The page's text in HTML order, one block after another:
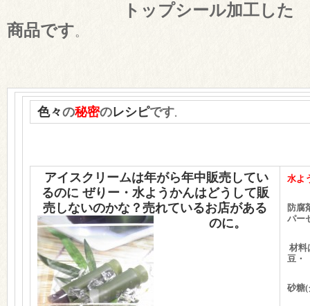
トップシール加工した
商品です。
色々の秘密のレシピです。
アイスクリームは年がら年中販売してい
るのに ぜりー・水ようかんはどうして販
売しないのかな？ 売れているお店がある
のに。
水
防腐
パー
材料
砂糖